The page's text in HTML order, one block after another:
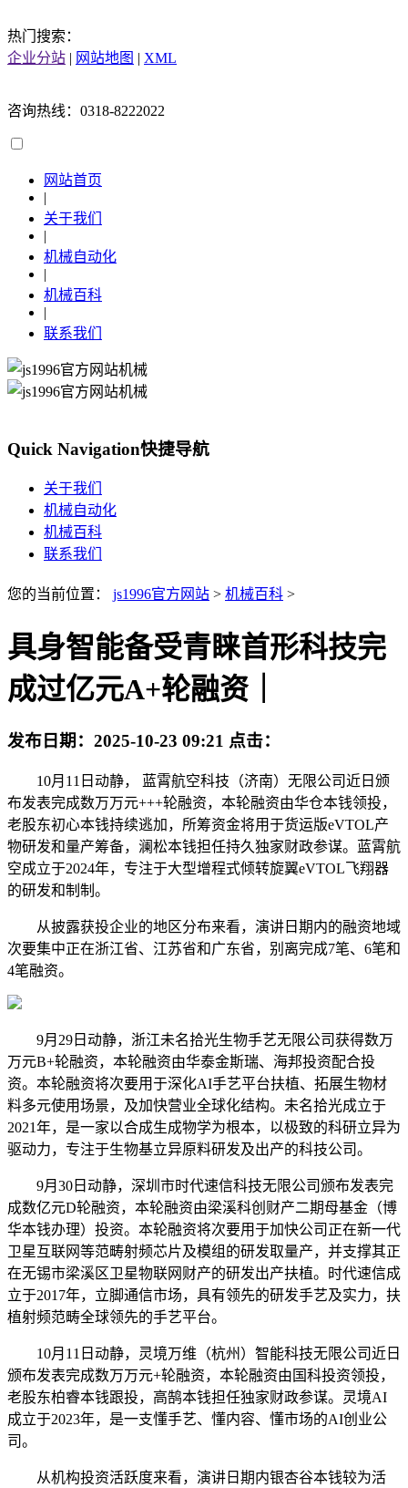
热门搜索：
企业分站 | 网站地图 | XML
咨询热线：0318-8222022
网站首页
|
关于我们
|
机械自动化
|
机械百科
|
联系我们
Quick Navigation快捷导航
关于我们
机械自动化
机械百科
联系我们
您的当前位置： js1996官方网站 > 机械百科 >
具身智能备受青睐首形科技完
成过亿元A+轮融资｜
发布日期： 2025-10-23 09:21 点击：
10月11日动静， 蓝霄航空科技（济南）无限公司近日颁
布发表完成数万万元+++轮融资，本轮融资由华仓本钱领投，
老股东初心本钱持续逃加，所筹资金将用于货运版eVTOL产
物研发和量产筹备，澜松本钱担任持久独家财政参谋。蓝霄航
空成立于2024年，专注于大型增程式倾转旋翼eVTOL飞翔器
的研发和制制。
从披露获投企业的地区分布来看，演讲日期内的融资地域
次要集中正在浙江省、江苏省和广东省，别离完成7笔、6笔和
4笔融资。
9月29日动静，浙江未名拾光生物手艺无限公司获得数万
万元B+轮融资，本轮融资由华泰金斯瑞、海邦投资配合投
资。本轮融资将次要用于深化AI手艺平台扶植、拓展生物材
料多元使用场景，及加快营业全球化结构。未名拾光成立于
2021年，是一家以合成生成物学为根本，以极致的科研立异为
驱动力，专注于生物基立异原料研发及出产的科技公司。
9月30日动静，深圳市时代速信科技无限公司颁布发表完
成数亿元D轮融资，本轮融资由梁溪科创财产二期母基金（博
华本钱办理）投资。本轮融资将次要用于加快公司正在新一代
卫星互联网等范畴射频芯片及模组的研发取量产，并支撑其正
在无锡市梁溪区卫星物联网财产的研发出产扶植。时代速信成
立于2017年，立脚通信市场，具有领先的研发手艺及实力，扶
植射频范畴全球领先的手艺平台。
10月11日动静，灵境万维（杭州）智能科技无限公司近日
颁布发表完成数万万元+轮融资，本轮融资由国科投资领投，
老股东柏睿本钱跟投，高鹄本钱担任独家财政参谋。灵境AI
成立于2023年，是一支懂手艺、懂内容、懂市场的AI创业公
司。
从机构投资活跃度来看，演讲日期内银杏谷本钱较为活